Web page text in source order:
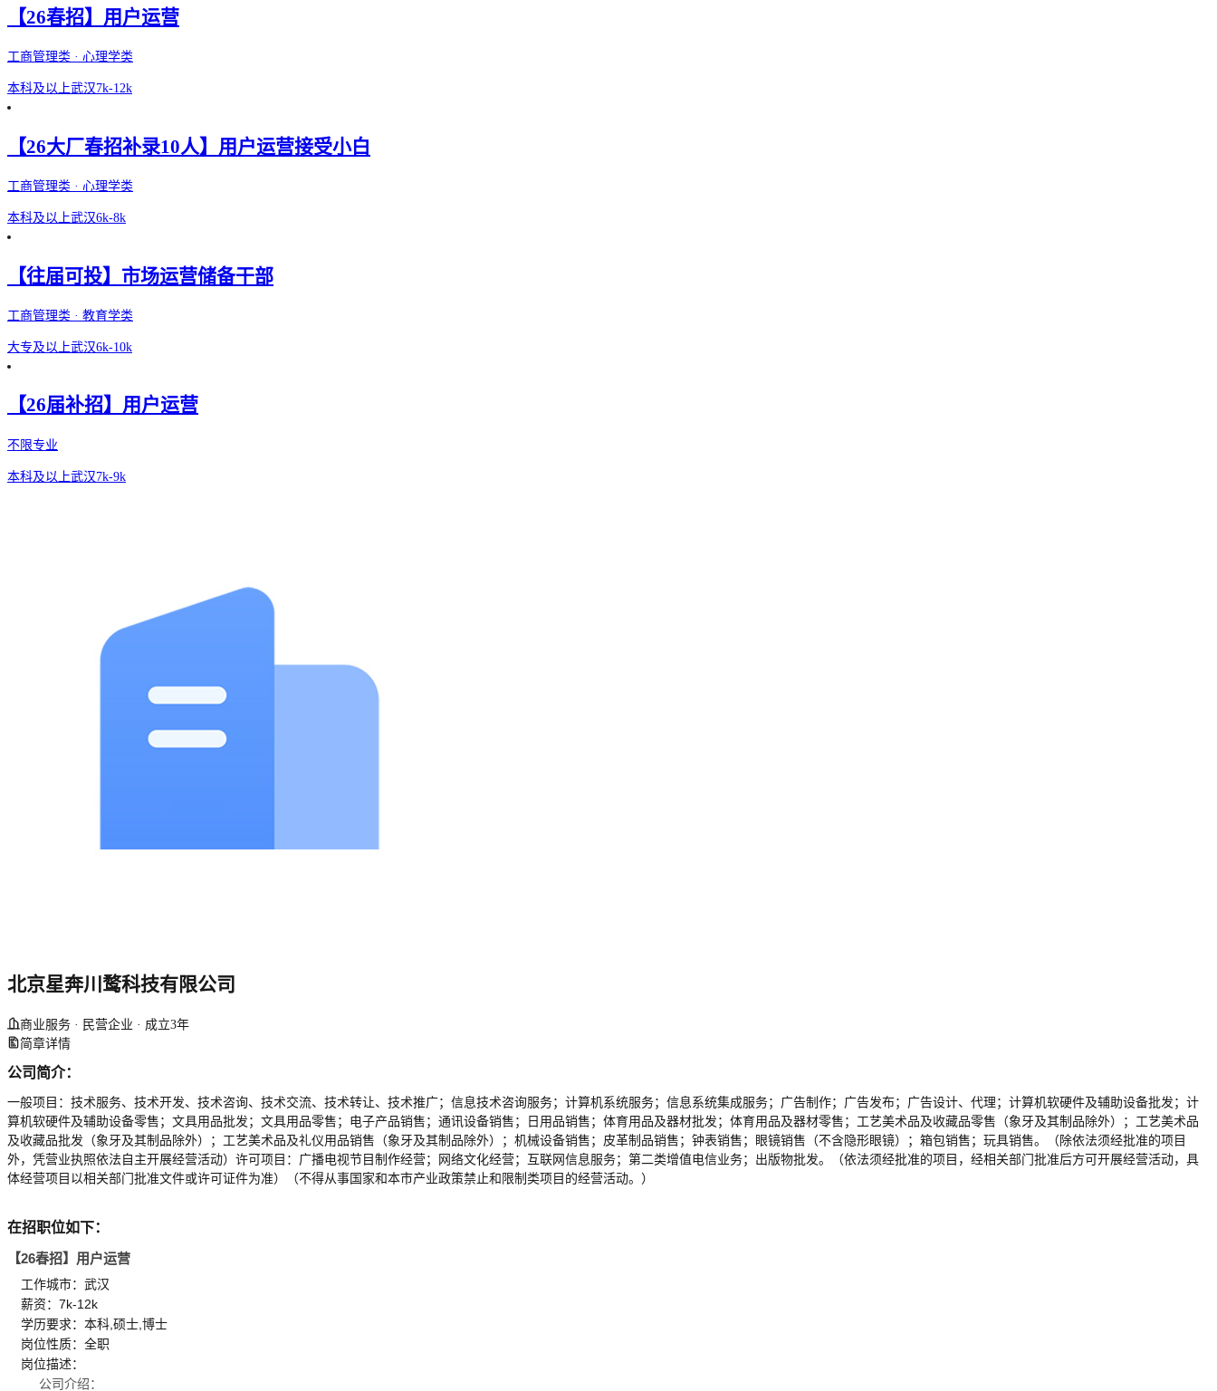
【26春招】用户运营
工商管理类 · 心理学类
本科及以上武汉7k-12k
【26大厂春招补录10人】用户运营接受小白
工商管理类 · 心理学类
本科及以上武汉6k-8k
【往届可投】市场运营储备干部
工商管理类 · 教育学类
大专及以上武汉6k-10k
【26届补招】用户运营
不限专业
本科及以上武汉7k-9k
北京星奔川鹜科技有限公司
商业服务 · 民营企业 · 成立3年
简章详情
公司简介：
一般项目：技术服务、技术开发、技术咨询、技术交流、技术转让、技术推广；信息技术咨询服务；计算机系统服务；信息系统集成服务；广告制作；广告发布；广告设计、代理；计算机软硬件及辅助设备批发；计
算机软硬件及辅助设备零售；文具用品批发；文具用品零售；电子产品销售；通讯设备销售；日用品销售；体育用品及器材批发；体育用品及器材零售；工艺美术品及收藏品零售（象牙及其制品除外）；工艺美术品
及收藏品批发（象牙及其制品除外）；工艺美术品及礼仪用品销售（象牙及其制品除外）；机械设备销售；皮革制品销售；钟表销售；眼镜销售（不含隐形眼镜）；箱包销售；玩具销售。（除依法须经批准的项目
外，凭营业执照依法自主开展经营活动）许可项目：广播电视节目制作经营；网络文化经营；互联网信息服务；第二类增值电信业务；出版物批发。（依法须经批准的项目，经相关部门批准后方可开展经营活动，具
体经营项目以相关部门批准文件或许可证件为准）（不得从事国家和本市产业政策禁止和限制类项目的经营活动。）
在招职位如下：
【26春招】用户运营
工作城市：武汉
薪资：7k-12k
学历要求：本科,硕士,博士
岗位性质：全职
岗位描述：
公司介绍：